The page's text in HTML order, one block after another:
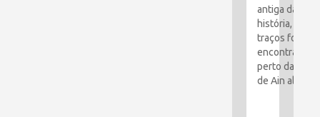
antiga da
história, seus
traços foram
encontrados
perto da
de Ain al-